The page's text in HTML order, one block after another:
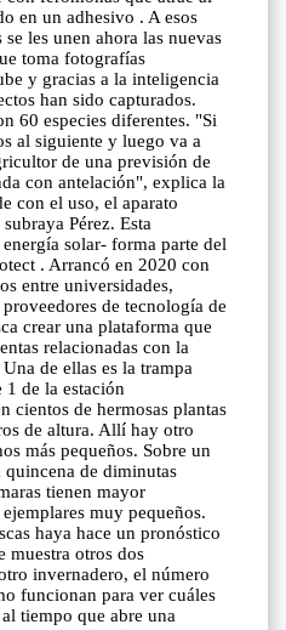
en un adhesivo . A esos
les unen ahora las nuevas
toma fotografías
y gracias a la inteligencia
han sido capturados.
60 especies diferentes. "Si
al siguiente y luego va a
de una previsión de
con antelación", explica la
con el uso, el aparato
Pérez. Esta
solar- forma parte del
. Arrancó en 2020 con
entre universidades,
de tecnología de
crear una plataforma que
relacionadas con la
de ellas es la trampa
de la estación
cientos de hermosas plantas
de altura. Allí hay otro
más pequeños. Sobre un
de diminutas
tienen mayor
muy pequeños.
haya hace un pronóstico
muestra otros dos
invernadero, el número
funcionan para ver cuáles
tiempo que abre una